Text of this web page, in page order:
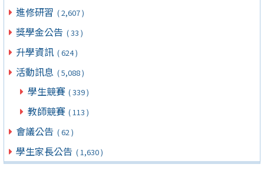
進修研習 ( 2,607 )
獎學金公告 ( 33 )
升學資訊 ( 624 )
活動訊息 ( 5,088 )
學生競賽 ( 339 )
教師競賽 ( 113 )
會議公告 ( 62 )
學生家長公告 ( 1,630 )